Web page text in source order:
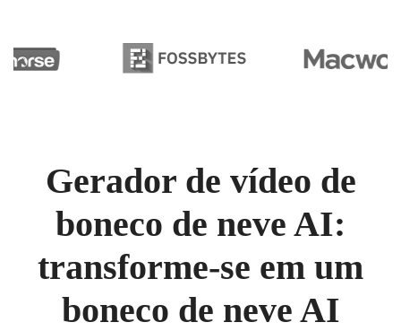
Gerador de vídeo de
boneco de neve AI:
transforme-se em um
boneco de neve AI